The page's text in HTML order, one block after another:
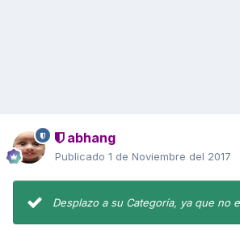
abhang
Publicado 1 de Noviembre del 2017
Desplazo a su Categoría, ya que no